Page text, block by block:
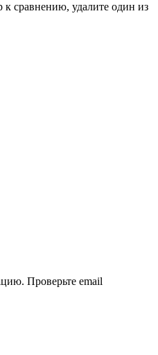
сравнению, удалите один из
Проверьте email